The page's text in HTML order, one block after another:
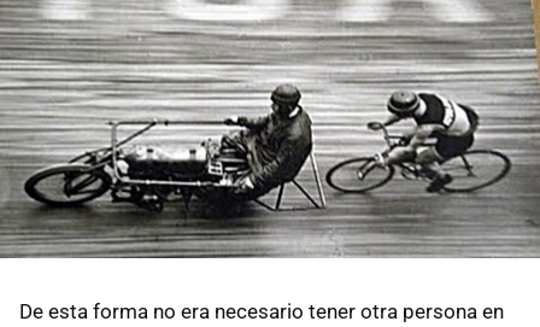
De esta forma no era necesario tener otra persona en